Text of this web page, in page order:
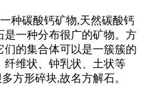
种碳酸钙矿物,天然碳酸钙
是一种分布很广的矿物。方
的集合体可以是一簇簇的
纤维状、钟乳状、土状等
方形碎块,故名方解石。